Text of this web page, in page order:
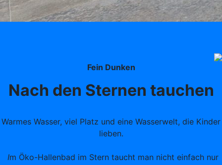
Fein Dunken
Nach den Sternen tauchen
Warmes Wasser, viel Platz und eine Wasserwelt, die Kinder
lieben.
Im Öko-Hallenbad im Stern taucht man nicht einfach nur